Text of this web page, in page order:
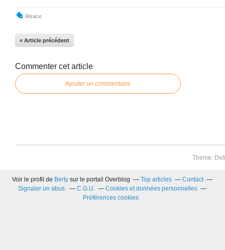
Alsace
« Article précédent
Commenter cet article
Ajouter un commentaire
Theme:
Voir le profil de Berty sur le portail Overblog Top articles
Contact
Signaler un abus
C.G.U.
Cookies et données personnelles
Préférences cookies